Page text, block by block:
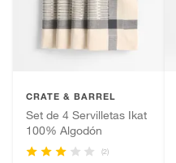
CRATE & BARREL
Set de 4 Servilletas Ikat
100% Algodón
(2)